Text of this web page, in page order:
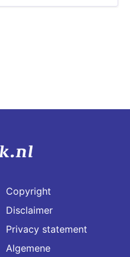
Copyright
Disclaimer
Privacy statement
Algemene